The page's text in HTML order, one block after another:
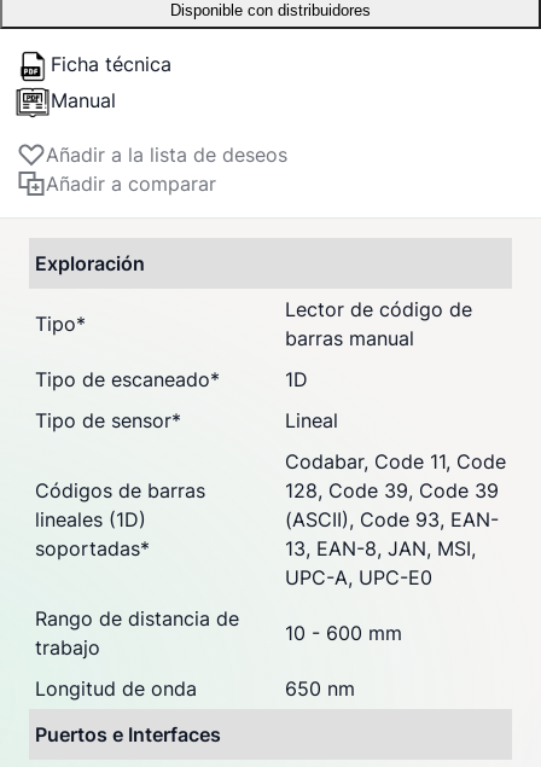
Disponible con distribuidores
Ficha técnica
Manual
Añadir a la lista de deseos
Añadir a comparar
Exploración
Tipo*
Lector de código de
barras manual
Tipo de escaneado*
1D
Tipo de sensor* Lineal
Códigos de barras
lineales (1D)
soportadas*
Codabar, Code 11, Code
128, Code 39, Code 39
(ASCII), Code 93, EAN-
13, EAN-8, JAN, MSI,
UPC-A, UPC-E0
Rango de distancia de
trabajo
10 - 600 mm
Longitud de onda
650 nm
Puertos e Interfaces